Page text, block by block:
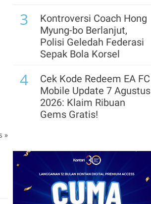
»
Pada Kinerja Para
Menteri, Memuaskan
Tapi Bisa Ditingkatkan
dengan China & Rusia
Garap Trans Sumatra
dan Trans Kalimantan
jika Daerah Tak Respons
Keluhan Rakyat
10
Surpres Calon Gubernur
BI Masih Digodok
3
Kontroversi Coach Hong
Myung-bo Berlanjut,
Polisi Geledah Federasi
Sepak Bola Korsel
4
Cek Kode Redeem EA FC
Mobile Update 7 Agustus
2026: Klaim Ribuan
Gems Gratis!
Treasuri 9,63 Miliar, Cek
Profil Emiten DSSA
hingga Kinerjanya
Arsenal Perpanjang